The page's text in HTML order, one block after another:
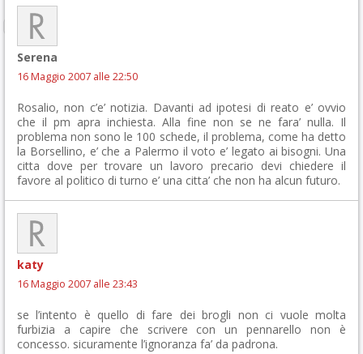
Serena
16 Maggio 2007 alle 22:50
Rosalio, non c’e’ notizia. Davanti ad ipotesi di reato e’ ovvio
che il pm apra inchiesta. Alla fine non se ne fara’ nulla. Il
problema non sono le 100 schede, il problema, come ha detto
la Borsellino, e’ che a Palermo il voto e’ legato ai bisogni. Una
citta dove per trovare un lavoro precario devi chiedere il
favore al politico di turno e’ una citta’ che non ha alcun futuro.
katy
16 Maggio 2007 alle 23:43
se l’intento è quello di fare dei brogli non ci vuole molta
furbizia a capire che scrivere con un pennarello non è
concesso. sicuramente l’ignoranza fa’ da padrona.